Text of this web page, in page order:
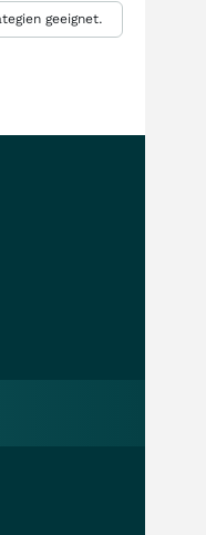
geeignet.